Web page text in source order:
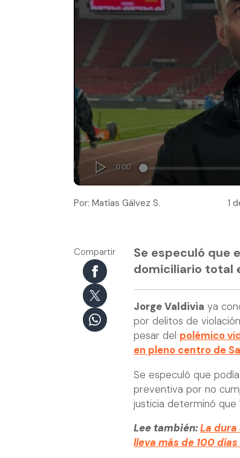
Por: Matías Gálvez S. 1
Compartir
Se especuló que
domiciliario total
Jorge Valdivia ya
por delitos de
pesar del polémico
en pleno centro de
Se especuló que
preventiva por no
justicia determinó que
Lee también:La dura
lleva más de 100